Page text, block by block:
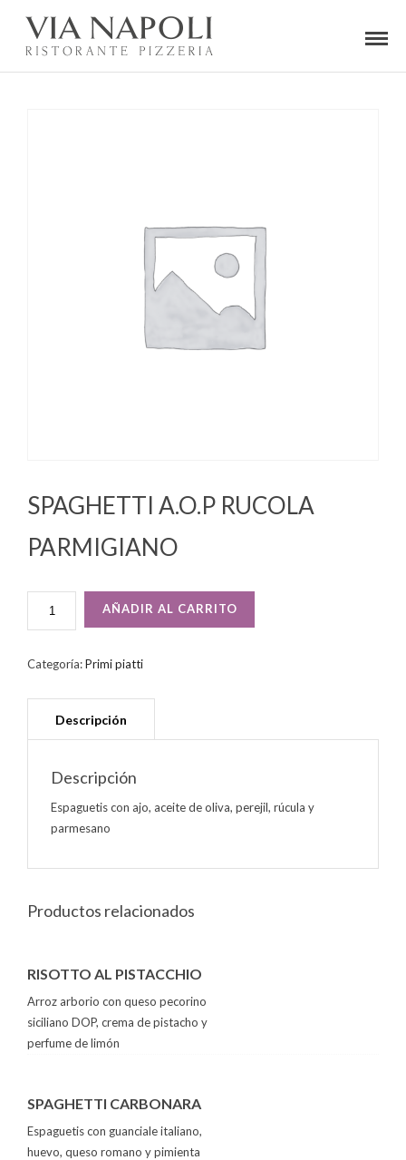
SPAGHETTI A.O.P RUCOLA
PARMIGIANO
PARMIGIANO
AÑADIR AL CARRITO
Categoría:Primi piatti
Descripción
Espaguetis con ajo, aceite de oliva, perejil, rúcula y
parmesano
Productos relacionados
RISOTTO AL PISTACCHIO
Arroz arborio con queso pecorino
siciliano DOP, crema de pistacho y
perfume de limón
SPAGHETTI CARBONARA
Espaguetis con guanciale italiano,
huevo, queso romano y pimienta